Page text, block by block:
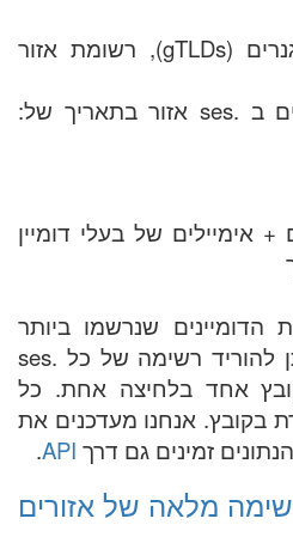
.ses הוא תחום רמת גנרים (gTLDs), רשומת אזור
יש לנו 4 דומיינים זמינים ב .ses אזור בתאריך של:
אימיילים של בעלי דומיין
שנרשמו ביותר
ומלאה ב .ses אזור. ניתן להוריד רשימה של כל .ses
אחד בלחיצה אחת. כל
בקובץ. אנחנו מעדכנים את
זמינים גם דרך API
.
מלאה של אזורים